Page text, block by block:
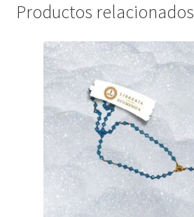
Productos relacionados